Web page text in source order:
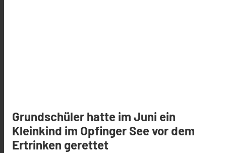
Grundschüler hatte im Juni ein
Kleinkind im Opfinger See vor dem
Ertrinken gerettet